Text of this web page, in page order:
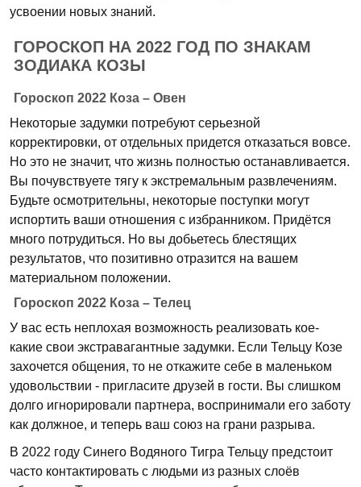
усвоении новых знаний.
ГОРОСКОП НА 2022 ГОД ПО ЗНАКАМ
ЗОДИАКА КОЗЫ
Гороскоп 2022 Коза – Овен
Некоторые задумки потребуют серьезной
корректировки, от отдельных придется отказаться вовсе.
Но это не значит, что жизнь полностью останавливается.
Вы почувствуете тягу к экстремальным развлечениям.
Будьте осмотрительны, некоторые поступки могут
испортить ваши отношения с избранником. Придётся
много потрудиться. Но вы добьетесь блестящих
результатов, что позитивно отразится на вашем
материальном положении.
Гороскоп 2022 Коза – Телец
У вас есть неплохая возможность реализовать кое-
какие свои экстравагантные задумки. Если Тельцу Козе
захочется общения, то не откажите себе в маленьком
удовольствии - пригласите друзей в гости. Вы слишком
долго игнорировали партнера, воспринимали его заботу
как должное, и теперь ваш союз на грани разрыва.
В 2022 году Синего Водяного Тигра Тельцу предстоит
часто контактировать с людьми из разных слоёв